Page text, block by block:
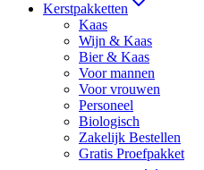
Kerstpakketten
Kaas
Wijn & Kaas
Bier & Kaas
Voor mannen
Voor vrouwen
Personeel
Biologisch
Zakelijk Bestellen
Gratis Proefpakket